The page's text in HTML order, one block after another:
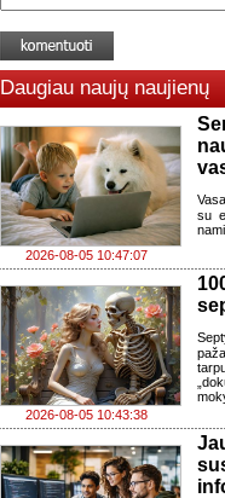
Daugiau naujų naujienų
2026-08-05 10:47:07
su
2026-08-05 10:43:38